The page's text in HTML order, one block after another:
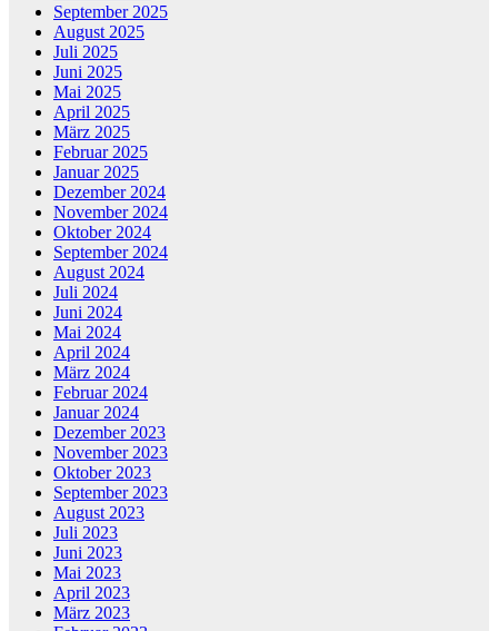
September 2025
August 2025
Juli 2025
Juni 2025
Mai 2025
April 2025
März 2025
Februar 2025
Januar 2025
Dezember 2024
November 2024
Oktober 2024
September 2024
August 2024
Juli 2024
Juni 2024
Mai 2024
April 2024
März 2024
Februar 2024
Januar 2024
Dezember 2023
November 2023
Oktober 2023
September 2023
August 2023
Juli 2023
Juni 2023
Mai 2023
April 2023
März 2023